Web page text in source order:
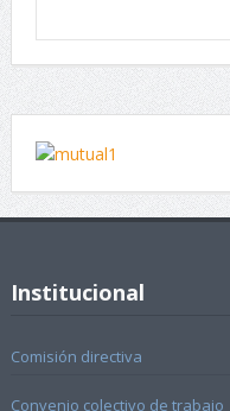
Institucional
Comisión directiva
Convenio colectivo de trabajo